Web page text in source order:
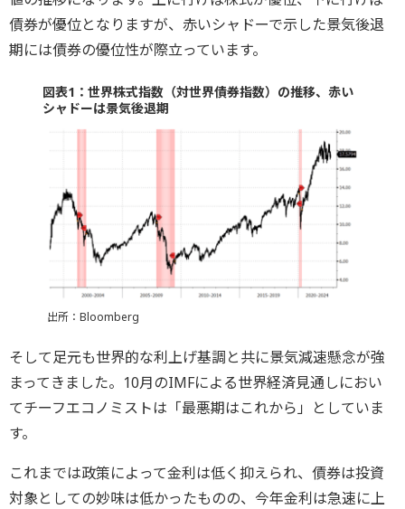
債券が優位となりますが、赤いシャドーで示した景気後退
期には債券の優位性が際立っています。
図表1：世界株式指数（対世界債券指数）の推移、赤い
シャドーは景気後退期
出所：Bloomberg
そして足元も世界的な利上げ基調と共に景気減速懸念が強
まってきました。10月のIMFによる世界経済見通しにおい
てチーフエコノミストは「最悪期はこれから」としていま
す。
これまでは政策によって金利は低く抑えられ、債券は投資
対象としての妙味は低かったものの、今年金利は急速に上